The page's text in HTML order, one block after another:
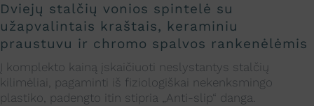
Dviejų stalčių vonios spintelė su
užapvalintais kraštais, keraminiu
praustuvu ir chromo spalvos rankenėlėmis
Į komplekto kainą įskaičiuoti neslystantys stalčių
kilimėliai, pagaminti iš fiziologiškai nekenksmingo
plastiko, padengto itin stipria „Anti-slip“ danga.